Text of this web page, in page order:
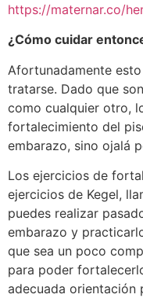
https://maternar.co/
¿Cómo cuidar
Afortunadamente
tratarse. Dado que
como cualquier otro,
fortalecimiento del
embarazo, sino ojalá
Los ejercicios de
ejercicios de Kegel,
puedes realizar
embarazo y
que sea un poco
para poder
adecuada orientación